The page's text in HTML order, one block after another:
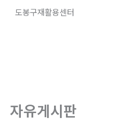
도봉구재활용센터
자유게시판